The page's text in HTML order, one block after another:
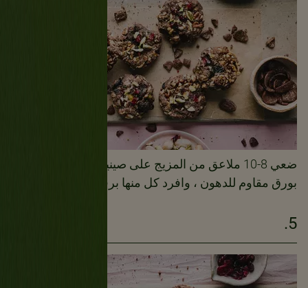
ضعي 8-10 ملاعق من المزيج على صينية خبز كبيرة مبطنة
بورق مقاوم للدهون ، وافرد كل منها برفق بقاعدة كوب.
5.